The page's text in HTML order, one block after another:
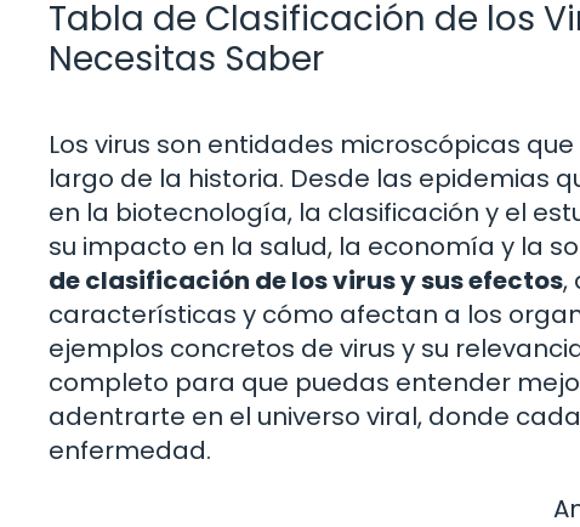
Tabla de Clasificación de los
Necesitas Saber
Los virus son entidades microscópicas
largo de la historia. Desde las epidemias
en la biotecnología, la clasificación y el
su impacto en la salud, la economía y la
de clasificación de los virus y sus efectos,
características y cómo afectan a los
ejemplos concretos de virus y su
completo para que puedas entender
adentrarte en el universo viral, donde
enfermedad.